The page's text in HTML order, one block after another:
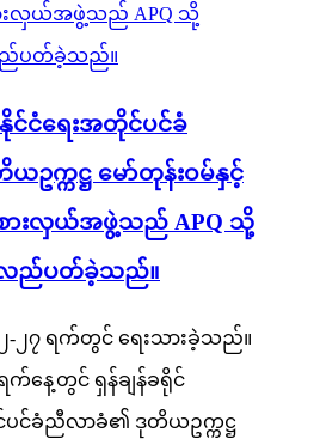
နိုင်ငံရေးအတိုင်ပင်ခံ
ဥက္ကဋ္ဌ မော်တုန်းဝမ်နှင့်
ားလှယ်အဖွဲ့သည် APQ သို့
လည်ပတ်ခဲ့သည်။
၂-၂၇ ရက်တွင် ရေးသားခဲ့သည်။
နေ့တွင် ရှန်ချန်ခရိုင်
ပင်ခံညီလာခံ၏ ဒုတိယဥက္ကဋ္ဌ